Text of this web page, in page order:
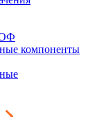
компоненты